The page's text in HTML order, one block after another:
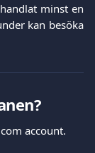
minst en
kan besöka
account.